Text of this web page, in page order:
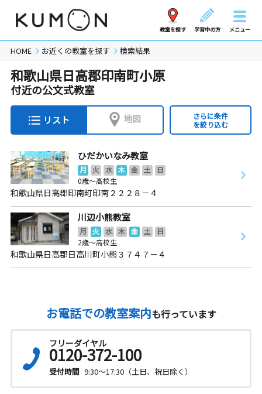
教室を探す 学習中の方 メニュー
HOME お近くの教室を探す 検索結果
和歌山県日高郡印南町小原
付近の公文式教室
リスト 地図
さらに条件
を絞り込む
ひだかいなみ教室
月 火 水 木 金 土
日
0歳～高校生
和歌山県日高郡印南町印南２２２８－４
川辺小熊教室
月 火 水 木 金 土
日
2歳～高校生
和歌山県日高郡日高川町小熊３７４７－４
お電話での教室案内も行っています
フリーダイヤル
0120-372-100
受付時間 9:30～17:30（土日、祝日除く）